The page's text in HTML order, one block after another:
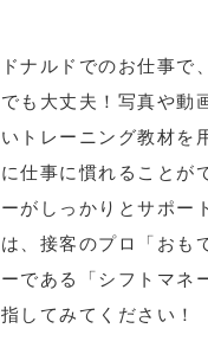
ナルドでのお仕事で
も大丈夫！写真や動
トレーニング教材を
仕事に慣れることが
がしっかりとサポー
、接客のプロ「おも
である「シフトマネ
してみてください！